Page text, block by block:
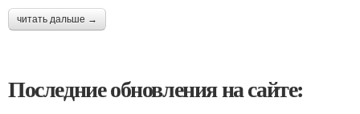
читать дальше →
Последние обновления на сайте: